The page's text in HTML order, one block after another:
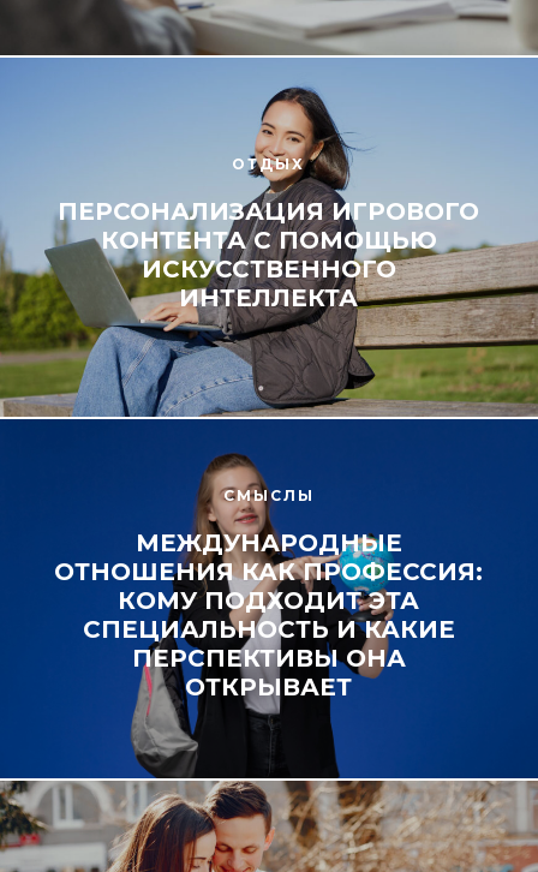
ОТДЫХ
ПЕРСОНАЛИЗАЦИЯ ИГРОВОГО
КОНТЕНТА С ПОМОЩЬЮ
ИСКУССТВЕННОГО
ИНТЕЛЛЕКТА
СМЫСЛЫ
МЕЖДУНАРОДНЫЕ
ОТНОШЕНИЯ КАК ПРОФЕССИЯ:
КОМУ ПОДХОДИТ ЭТА
СПЕЦИАЛЬНОСТЬ И КАКИЕ
ПЕРСПЕКТИВЫ ОНА
ОТКРЫВАЕТ